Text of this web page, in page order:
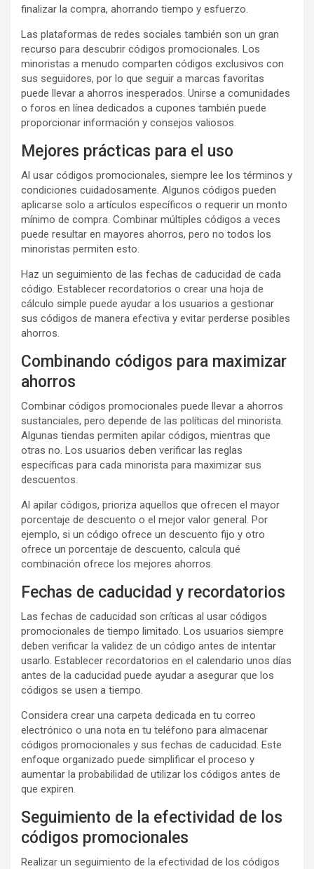
finalizar la compra, ahorrando tiempo y esfuerzo.
Las plataformas de redes sociales también son un gran
recurso para descubrir códigos promocionales. Los
minoristas a menudo comparten códigos exclusivos con
sus seguidores, por lo que seguir a marcas favoritas
puede llevar a ahorros inesperados. Unirse a comunidades
o foros en línea dedicados a cupones también puede
proporcionar información y consejos valiosos.
Mejores prácticas para el uso
Al usar códigos promocionales, siempre lee los términos y
condiciones cuidadosamente. Algunos códigos pueden
aplicarse solo a artículos específicos o requerir un monto
mínimo de compra. Combinar múltiples códigos a veces
puede resultar en mayores ahorros, pero no todos los
minoristas permiten esto.
Haz un seguimiento de las fechas de caducidad de cada
código. Establecer recordatorios o crear una hoja de
cálculo simple puede ayudar a los usuarios a gestionar
sus códigos de manera efectiva y evitar perderse posibles
ahorros.
Combinando códigos para maximizar
ahorros
Combinar códigos promocionales puede llevar a ahorros
sustanciales, pero depende de las políticas del minorista.
Algunas tiendas permiten apilar códigos, mientras que
otras no. Los usuarios deben verificar las reglas
específicas para cada minorista para maximizar sus
descuentos.
Al apilar códigos, prioriza aquellos que ofrecen el mayor
porcentaje de descuento o el mejor valor general. Por
ejemplo, si un código ofrece un descuento fijo y otro
ofrece un porcentaje de descuento, calcula qué
combinación ofrece los mejores ahorros.
Fechas de caducidad y recordatorios
Las fechas de caducidad son críticas al usar códigos
promocionales de tiempo limitado. Los usuarios siempre
deben verificar la validez de un código antes de intentar
usarlo. Establecer recordatorios en el calendario unos días
antes de la caducidad puede ayudar a asegurar que los
códigos se usen a tiempo.
Considera crear una carpeta dedicada en tu correo
electrónico o una nota en tu teléfono para almacenar
códigos promocionales y sus fechas de caducidad. Este
enfoque organizado puede simplificar el proceso y
aumentar la probabilidad de utilizar los códigos antes de
que expiren.
Seguimiento de la efectividad de los
códigos promocionales
Realizar un seguimiento de la efectividad de los códigos